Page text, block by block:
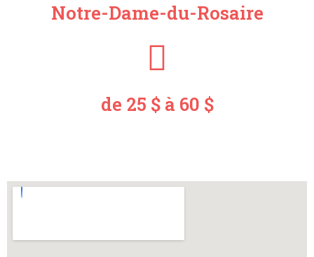
Notre-Dame-du-Rosaire
de 25 $ à 60 $